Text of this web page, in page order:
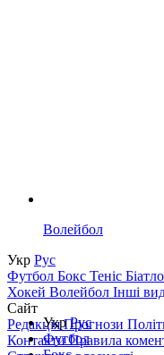
Волейбол
Укр Рус
Футбол Бокс Теніс
Хокей Волейбол Інші
Сайт
РедакціяПрогнози
КонтактиПравила
УкрРус
Футбол